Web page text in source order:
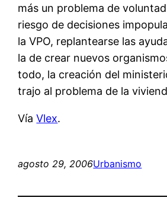
más un problema de
riesgo de decisiones
la VPO, replantearse las
la de crear nuevos
todo, la creación del
trajo al problema de la
VíaVlex.
agosto 29, 2006Urbanismo